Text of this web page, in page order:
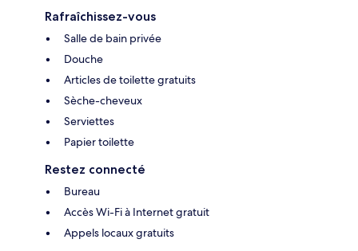
Rafraîchissez-vous
Salle de bain privée
Douche
Articles de toilette gratuits
Sèche-cheveux
Serviettes
Papier toilette
Restez connecté
Bureau
Accès Wi-Fi à Internet gratuit
Appels locaux gratuits